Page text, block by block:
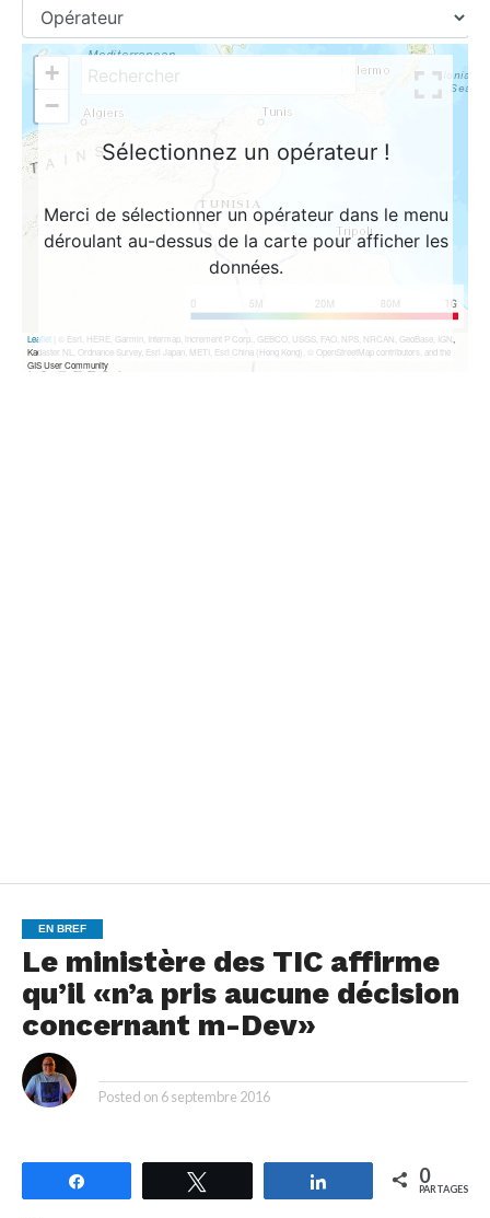
EN BREF
Le ministère des TIC affirme
qu’il «n’a pris aucune décision
concernant m-Dev»
Posted on 6 septembre 2016
Partagez 0
PARTAGES